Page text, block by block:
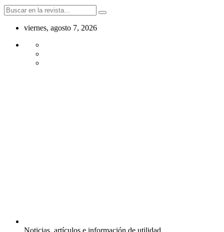
viernes, agosto 7, 2026